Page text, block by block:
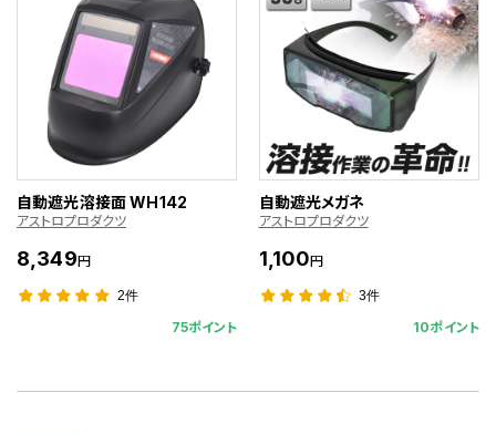
自動遮光溶接面 WH142
アストロプロダクツ
8,349円
2件
75ポイント
自動遮光メガネ
アストロプロダクツ
1,100円
3件
10ポイント